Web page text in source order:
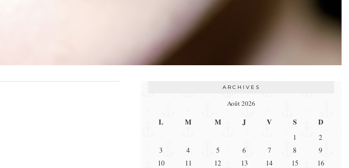
ARCHIVES
Août 2026
L M M J V S D
1
2
3
4 5 6 7 8
9
10
11 12 13 14 15
16